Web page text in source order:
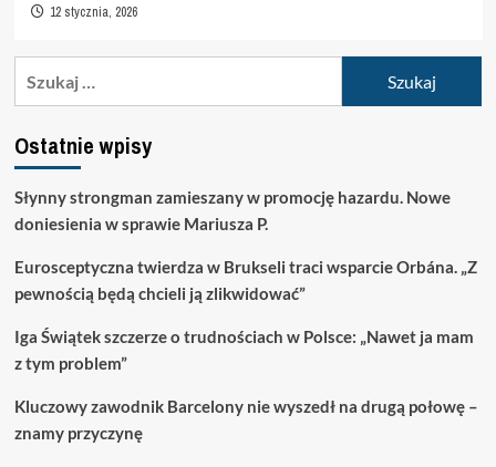
12 stycznia, 2026
Ostatnie wpisy
Słynny strongman zamieszany w promocję hazardu. Nowe
doniesienia w sprawie Mariusza P.
Eurosceptyczna twierdza w Brukseli traci wsparcie Orbána. „Z
pewnością będą chcieli ją zlikwidować”
Iga Świątek szczerze o trudnościach w Polsce: „Nawet ja mam
z tym problem”
Kluczowy zawodnik Barcelony nie wyszedł na drugą połowę –
znamy przyczynę